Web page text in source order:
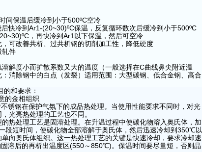
间保温后缓冷到小于500ºC空冷
快冷到Ar1-(20~30)ºC保温，反复循环数次后缓冷到小于500ºC
，再快冷到Ar1以下保温，然后可空冷
可改善共析、过共析钢的切削加工性，降低硬度
轧件
解度小而扩散系数又大的温度（一般选择在C曲线鼻尖附近温
消除钢中的白点（发裂）适用范围：大型碳钢、低合金钢、高合
的和要求：
的金相组织
锈钢在保护气氛下的成品热处理。当使用性能要求不同时，对光
光亮热处理的工艺也不同。
热处理工艺是固溶处理。在升温过程中使碳化物溶入奥氏体，加
段短时间，使碳化物全部溶解于奥氏体，然后迅速冷却到350℃以
向奥氏体组织。这一热处理工艺的关键是快速冷却，要求冷却速
固溶后的再析出温度区(550～850℃)。保温时间要尽量短，否则晶